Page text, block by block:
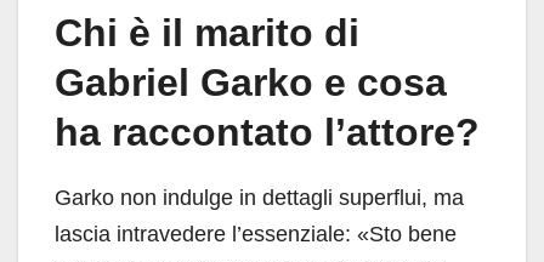
Chi è il marito di
Gabriel Garko e cosa
ha raccontato l’attore?
Garko non indulge in dettagli superflui, ma
lascia intravedere l’essenziale: «Sto bene